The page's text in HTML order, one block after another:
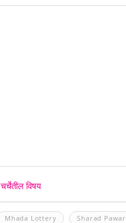
चर्चेतील विषय
Mhada Lottery Sharad Pawar